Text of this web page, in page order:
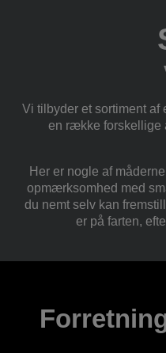
Vi tilbyder et sortiment af
en række forskellige
Her er nogle af
opmærksomhed med
du nemt selv kan
er på farten,